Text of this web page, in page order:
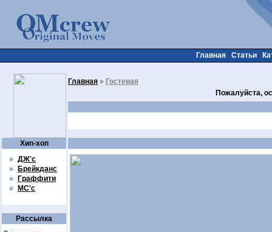
Хип-хоп
» ДЖ'с
»
Брейкданс
»
Граффити
»
МС'с
Рассылка
Главная Статьи
Главная » Гостевая
Пожалуйста,